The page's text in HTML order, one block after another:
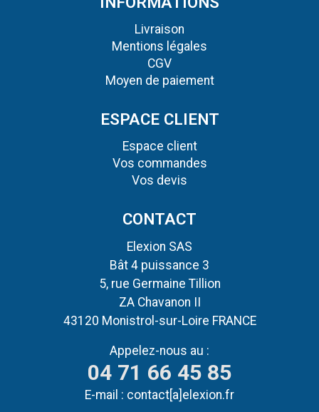
Livraison
Mentions légales
CGV
Moyen de paiement
ESPACE CLIENT
Espace client
Vos commandes
Vos devis
CONTACT
Elexion SAS
Bât 4 puissance 3
5, rue Germaine Tillion
ZA Chavanon II
43120 Monistrol-sur-Loire FRANCE
Appelez-nous au :
04 71 66 45 85
E-mail : contact[a]elexion.fr